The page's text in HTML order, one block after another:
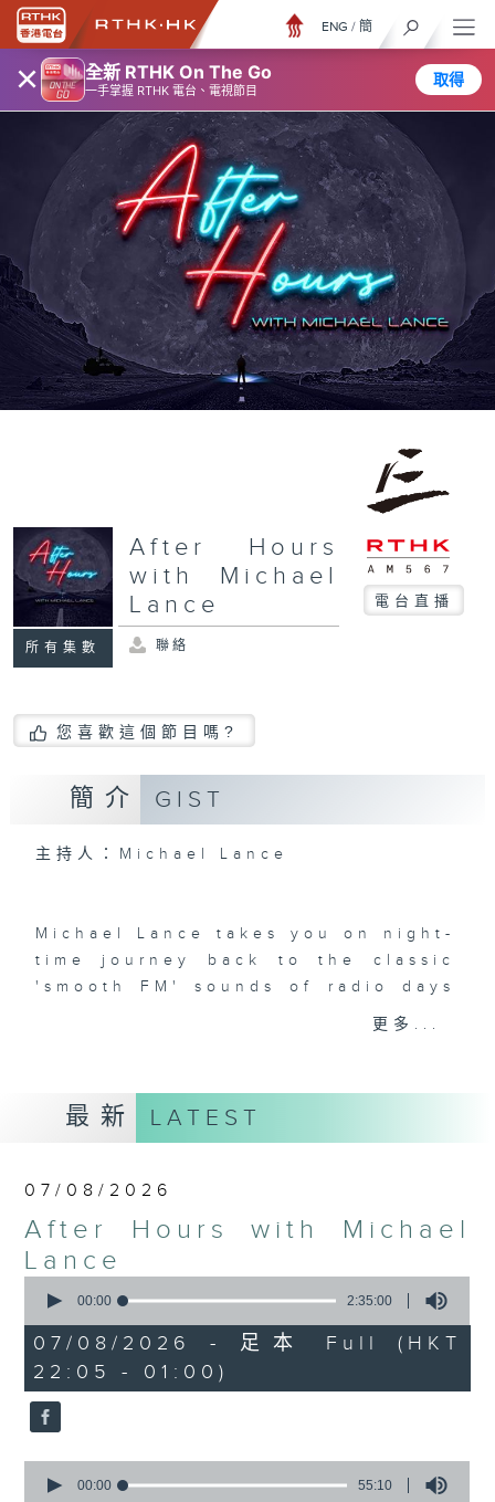
× 全新 RTHK On The Go
一手掌握 RTHK 電台、電視節目
取得
ENG / 簡
所有集數
After Hours
with Michael
Lance
電台直播
聯絡
您喜歡這個節目嗎?
簡介 GIST
主持人：Michael Lance
Michael Lance takes you on night-
time journey back to the classic
'smooth FM' sounds of radio days
gone by. Join him every weekday
Michael Lance.Listen to the
soulful melodies of R&B, soft rock
ballads that defined a generation,
that keep our hearts beating in
rhythm. Rediscover your favorites
and uncover hidden gems, as
'After Hours' gives you the
perfect soundtrack to your late-
night adventures.
So, whether you’re sliding into
your comfy chair, grabbing the
wheel, or surrendering to the
magic of the night, tune in to
After Hours with Michael Lance
更多...
最新 LATEST
07/08/2026
After Hours with Michael
Lance
seconds
2
hours,
35
minutes,
0
seconds
00:00 2:35:00
07/08/2026 - 足本 Full (HKT
22:05 - 01:00)
seconds
00:00 55:10